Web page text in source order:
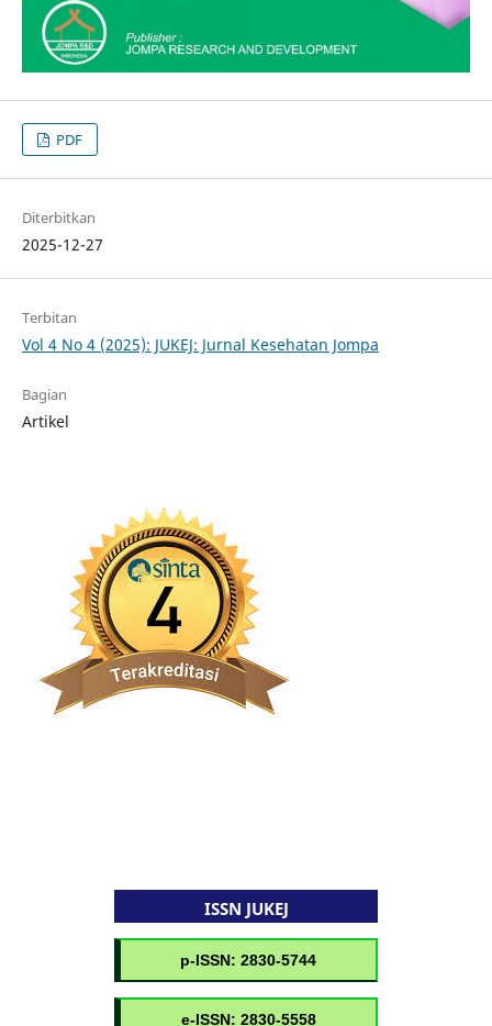
PDF
Diterbitkan
2025-12-27
Terbitan
Vol 4 No 4 (2025): JUKEJ: Jurnal Kesehatan Jompa
Bagian
Artikel
ISSN JUKEJ